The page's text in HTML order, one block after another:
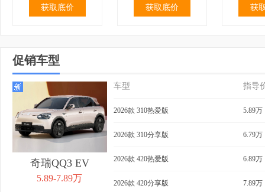
获取底价 获取底价 获
2.99万
QQ冰淇淋 2024款 青
春版 120km 奶昔
获取底价
3.19万
春版 120km 香草
获取底价
3.69万
205km 圣
获
促销车型
奇瑞QQ3 EV
5.89-7.89万
车型 指导
2026款 310热爱版 5.89万
2026款 310分享版 6.79万
2026款 420热爱版 6.89万
2026款 420分享版 7.89万